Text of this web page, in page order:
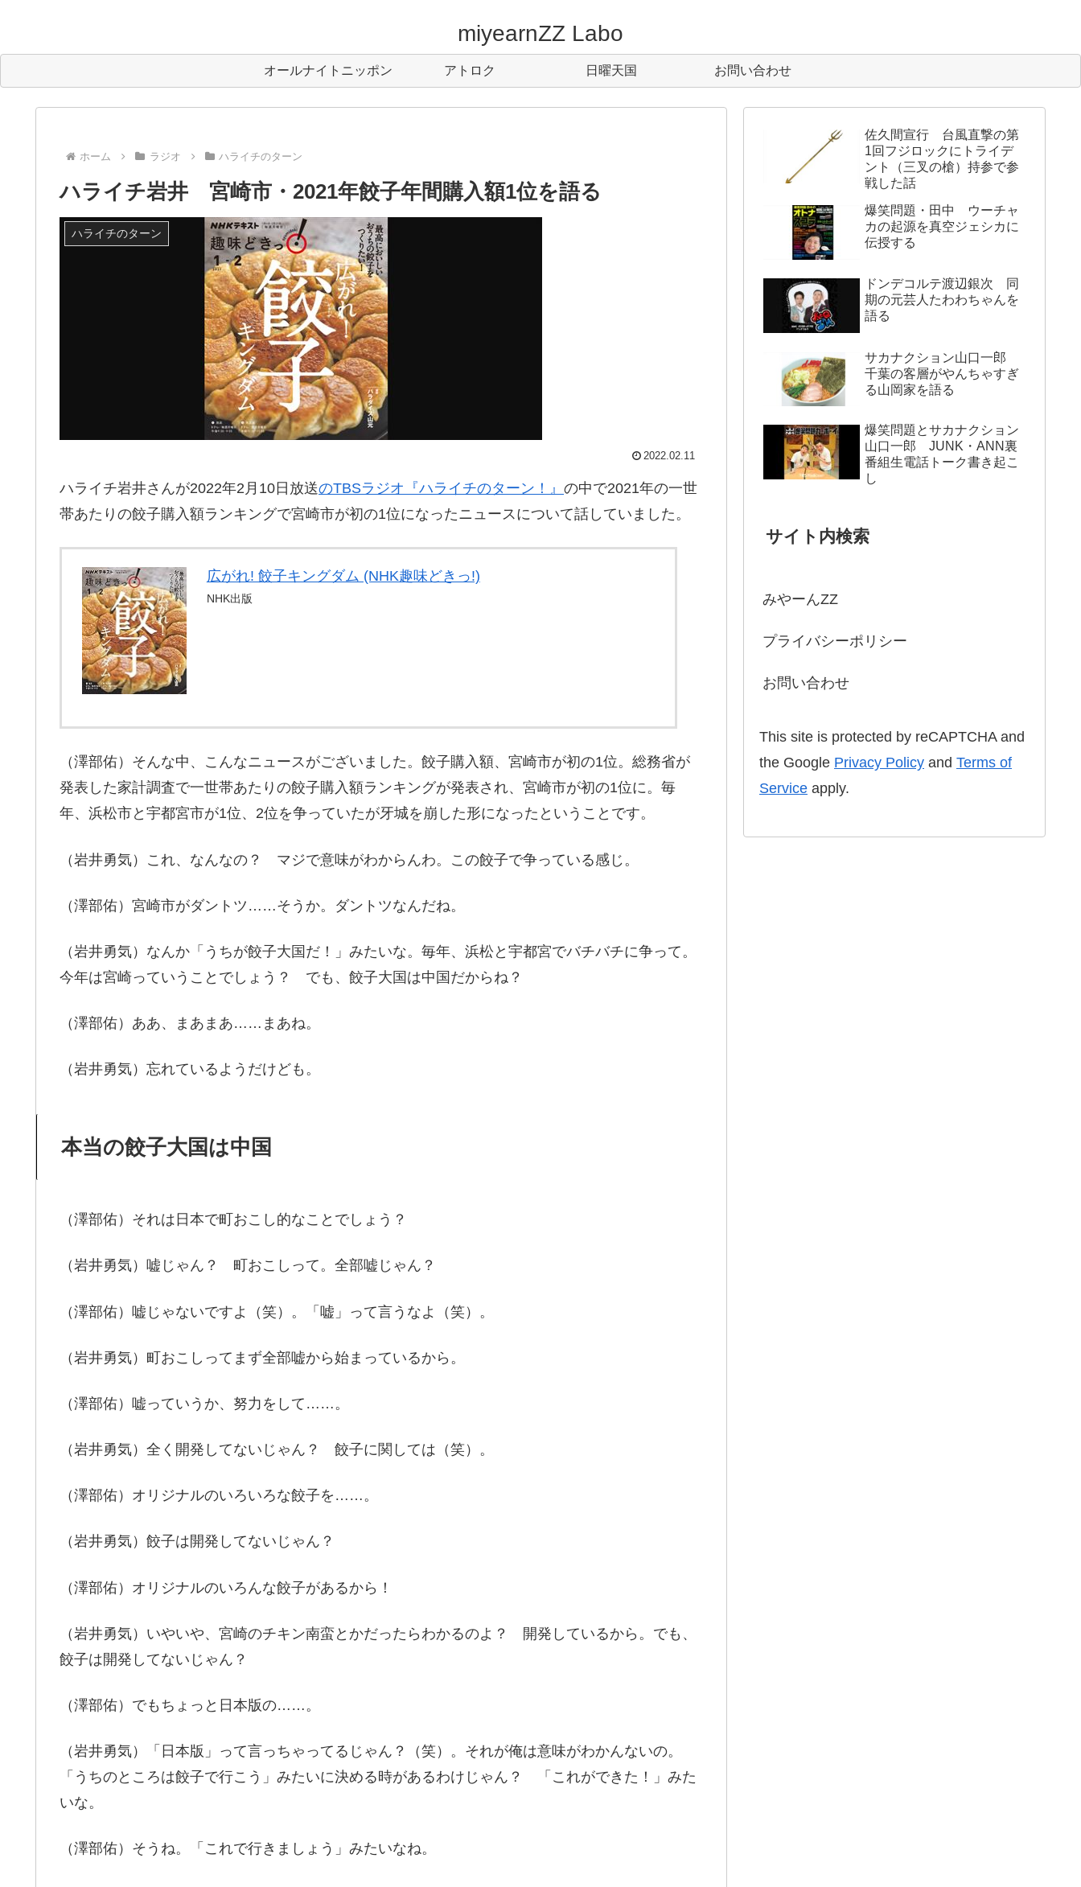
miyearnZZ Labo
オールナイトニッポン アトロク 日曜天国 お問い合わせ
ホーム ラジオ ハライチのターン
ハライチ岩井 宮崎市・2021年餃子年間購入額1位を語る
ハライチのターン
2022.02.11
ハライチ岩井さんが2022年2月10日放送のTBSラジオ『ハライチのターン！』 の中で2021年の一世
帯あたりの餃子購入額ランキングで宮崎市が初の1位になったニュースについて話していました。
広がれ! 餃子キングダム (NHK趣味どきっ!)
NHK出版
（澤部佑）そんな中、こんなニュースがございました。餃子購入額、宮崎市が初の1位。総務省が
発表した家計調査で一世帯あたりの餃子購入額ランキングが発表され、宮崎市が初の1位に。毎
年、浜松市と宇都宮市が1位、2位を争っていたが牙城を崩した形になったということです。
（岩井勇気）これ、なんなの？ マジで意味がわからんわ。この餃子で争っている感じ。
（澤部佑）宮崎市がダントツ……そうか。ダントツなんだね。
（岩井勇気）なんか「うちが餃子大国だ！」みたいな。毎年、浜松と宇都宮でバチバチに争って。
今年は宮崎っていうことでしょう？ でも、餃子大国は中国だからね？
（澤部佑）ああ、まあまあ……まあね。
（岩井勇気）忘れているようだけども。
本当の餃子大国は中国
（澤部佑）それは日本で町おこし的なことでしょう？
（岩井勇気）嘘じゃん？ 町おこしって。全部嘘じゃん？
（澤部佑）嘘じゃないですよ（笑）。「嘘」って言うなよ（笑）。
（岩井勇気）町おこしってまず全部嘘から始まっているから。
（澤部佑）嘘っていうか、努力をして……。
（岩井勇気）全く開発してないじゃん？ 餃子に関しては（笑）。
（澤部佑）オリジナルのいろいろな餃子を……。
（岩井勇気）餃子は開発してないじゃん？
（澤部佑）オリジナルのいろんな餃子があるから！
（岩井勇気）いやいや、宮崎のチキン南蛮とかだったらわかるのよ？ 開発しているから。でも、
餃子は開発してないじゃん？
（澤部佑）でもちょっと日本版の……。
（岩井勇気）「日本版」って言っちゃってるじゃん？（笑）。それが俺は意味がわかんないの。
「うちのところは餃子で行こう」みたいに決める時があるわけじゃん？ 「これができた！」みた
いな。
（澤部佑）そうね。「これで行きましょう」みたいなね。
佐久間宣行 台風直撃の第
1回フジロックにトライデ
ント（三叉の槍）持参で参
戦した話
爆笑問題・田中 ウーチャ
カの起源を真空ジェシカに
伝授する
ドンデコルテ渡辺銀次 同
期の元芸人たわわちゃんを
語る
サカナクション山口一郎
千葉の客層がやんちゃすぎ
る山岡家を語る
爆笑問題とサカナクション
山口一郎 JUNK・ANN裏
番組生電話トーク書き起こ
し
サイト内検索
みやーんZZ
プライバシーポリシー
お問い合わせ
This site is protected by reCAPTCHA and
the Google Privacy Policy and Terms of
Service apply.